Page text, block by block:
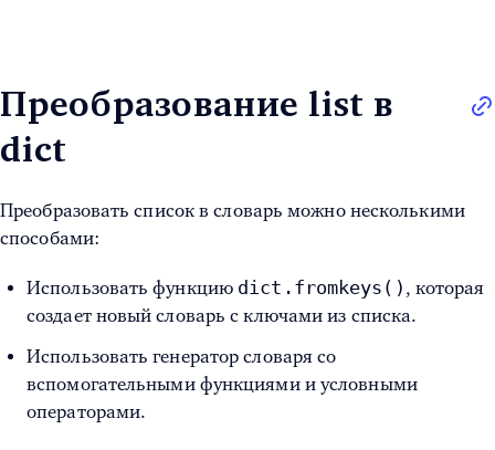
Преобразование list в
dict
Преобразовать список в словарь можно несколькими
способами:
Использовать функцию dict.fromkeys() , которая
создает новый словарь с ключами из списка.
Использовать генератор словаря со
вспомогательными функциями и условными
операторами.